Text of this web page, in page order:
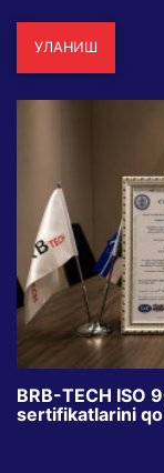
УЛАНИШ
BRB-TECH ISO
sertifikatlarini